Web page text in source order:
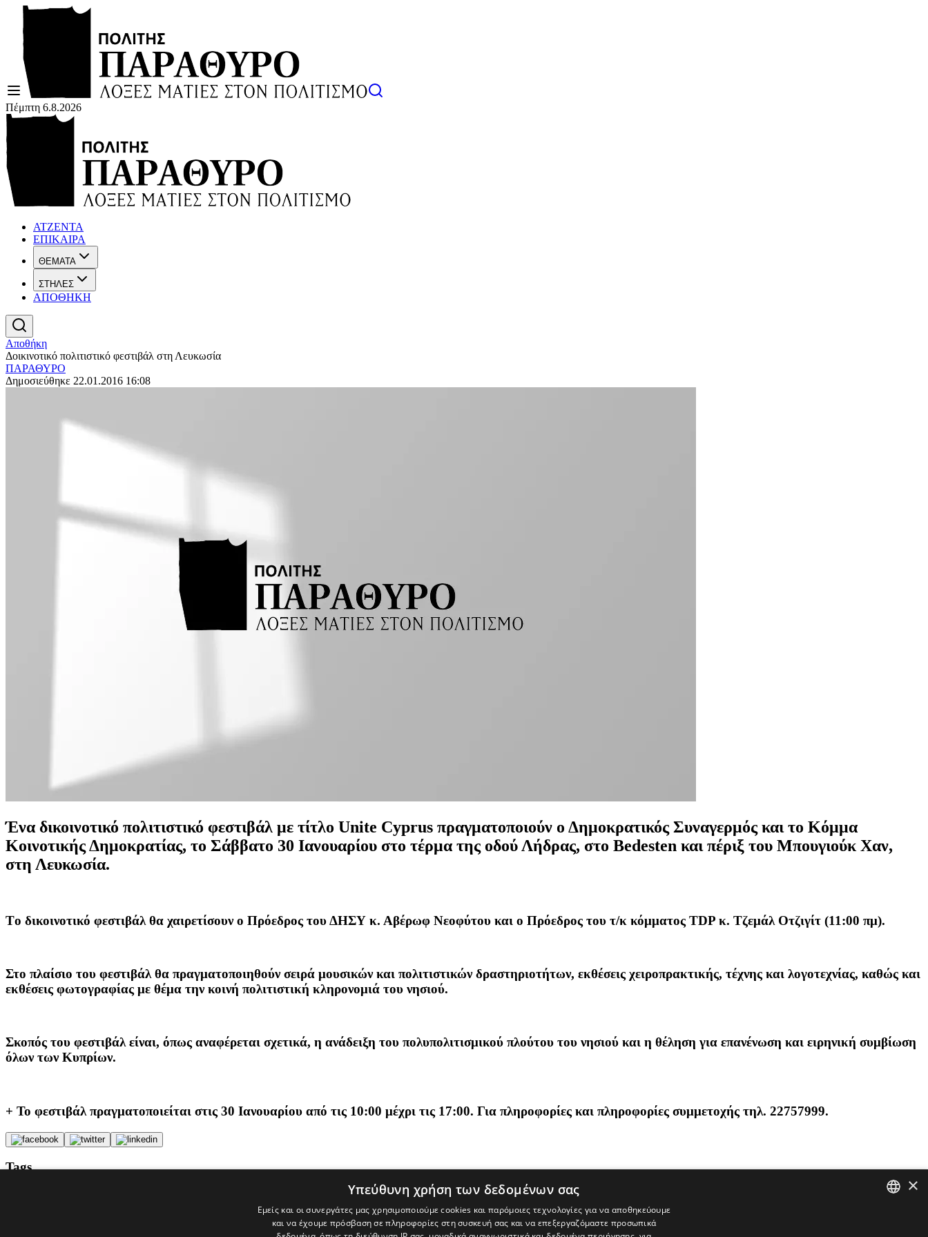
Πέμπτη 6.8.2026
ΑΤΖΕΝΤΑ
ΕΠΙΚΑΙΡΑ
ΘΕΜΑΤΑ
ΣΤΗΛΕΣ
ΑΠΟΘΗΚΗ
Αποθήκη
Δοικινοτικό πολιτιστικό φεστιβάλ στη Λευκωσία
ΠΑΡΑΘΥΡΟ
Δημοσιεύθηκε 22.01.2016 16:08
Ένα δικοινοτικό πολιτιστικό φεστιβάλ με τίτλο Unite Cyprus πραγματοποιούν ο Δημοκρατικός Συναγερμός και το Κόμμα
Κοινοτικής Δημοκρατίας, το Σάββατο 30 Ιανουαρίου στο τέρμα της οδού Λήδρας, στο Bedesten καιπέριξ του Μπουγιούκ Χαν,
στη Λευκωσία.
Τo δικοινοτικό φεστιβάλ θα χαιρετίσουν ο Πρόεδρος του ΔΗΣΥ κ. Αβέρωφ Νεοφύτου και ο Πρόεδρος του τ/κ κόμματος TDP κ. Τζεμάλ Οτζιγίτ (11:00 πμ).
Στο πλαίσιο του φεστιβάλ θα πραγματοποιηθούν σειρά μουσικών και πολιτιστικών δραστηριοτήτων, εκθέσεις χειροπρακτικής, τέχνης και λογοτεχνίας, καθώς και
εκθέσεις φωτογραφίας με θέμα την κοινή πολιτιστική κληρονομιά του νησιού.
Σκοπός του φεστιβάλ είναι, όπως αναφέρεται σχετικά, η ανάδειξη του πολυπολιτισμικού πλούτου του νησιού και η θέληση για επανένωση και ειρηνική συμβίωση
όλων των Κυπρίων.
+ Το φεστιβάλ πραγματοποιείται στις 30 Ιανουαρίου από τις 10:00 μέχρι τις 17:00. Για πληροφορίες και πληροφορίες συμμετοχής τηλ. 22757999.
Tags
×
Υπεύθυνη χρήση των δεδομένων σας
Εμείς και οι συνεργάτες μας χρησιμοποιούμε cookies και παρόμοιες τεχνολογίες για να αποθηκεύουμε
και να έχουμε πρόσβαση σε πληροφορίες στη συσκευή σας και να επεξεργαζόμαστε προσωπικά